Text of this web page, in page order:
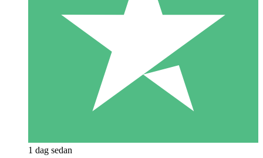
1 dag sedan